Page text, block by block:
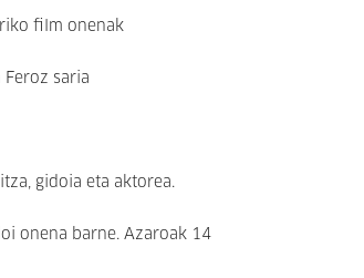
film onenak
saria
gidoia eta aktorea.
onena barne. Azaroak 14